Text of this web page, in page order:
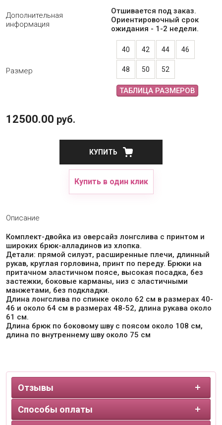
Дополнительная
информация
Отшивается под заказ.
Ориентировочный срок
ожидания - 1-2 недели.
Размер
40 42 44 46
48 50 52
ТАБЛИЦА РАЗМЕРОВ
12500.00 руб.
КУПИТЬ
Купить в один клик
Описание
Комплект-двойка из оверсайз лонгслива с принтом и
широких брюк-алладинов из хлопка.
Детали: прямой силуэт, расширенные плечи, длинный
рукав, круглая горловина, принт по переду. Брюки на
притачном эластичном поясе, высокая посадка, без
застежки, боковые карманы, низ с эластичными
манжетами, без подкладки.
Длина лонгслива по спинке около 62 см в размерах 40-
46 и около 64 см в размерах 48-52, длина рукава около
61 см.
Длина брюк по боковому шву с поясом около 108 см,
длина по внутреннему шву около 75 см
Отзывы
Способы оплаты